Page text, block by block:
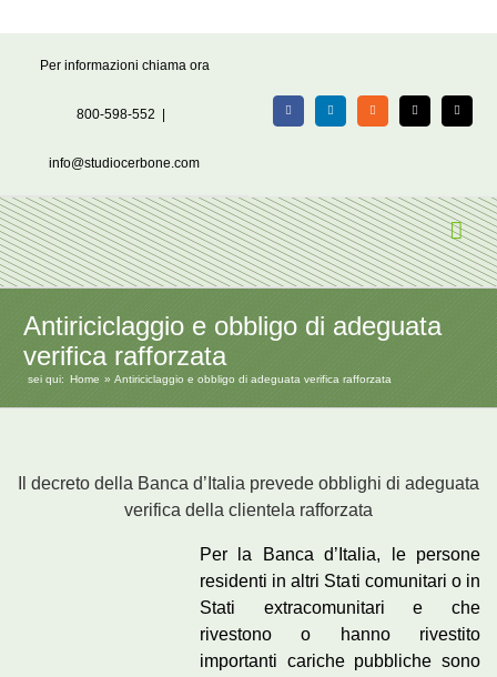
Per informazioni chiama ora
800-598-552
info@studiocerbone.com
FacebookLinkedIn Rss X Email
Antiriciclaggio e obbligo di adeguata
verifica rafforzata
sei qui: Home Antiriciclaggio e obbligo di adeguata verifica rafforzata
Il decreto della Banca d’Italia prevede obblighi di adeguata
verifica della clientela rafforzata
Per la
Banca d’Italia, le persone
residenti in altri Stati comunitari o in
Stati extracomunitari e che
rivestono o hanno rivestito
importanti cariche pubbliche sono